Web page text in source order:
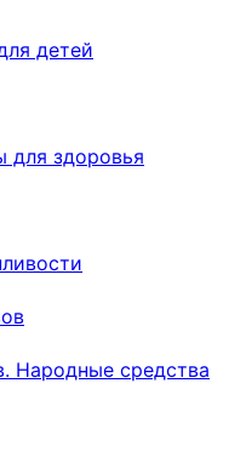
детей
для здоровья
Народные средства